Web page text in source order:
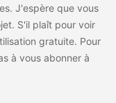
J'espère que vous
S'il plaît pour voir
gratuite. Pour
à vous abonner à